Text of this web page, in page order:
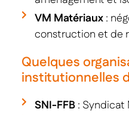
VM Matériaux:
construction et de
Quelques
institutionnelles
SNI-FFB: Syndicat